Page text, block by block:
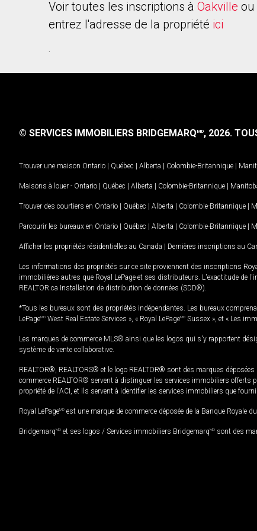
Voir toutes les inscriptions à Oakville ou
entrez l'adresse de la propriété ici
.
© SERVICES IMMOBILIERS BRIDGEMARQMD, 2026.
Trouver une maison Ontario | Québec | Alberta | Colombie-Britannique |
Maisons à louer - Ontario | Québec | Alberta | Colombie-Britannique |
Trouver des courtiers en Ontario | Québec | Alberta | Colombie-Britannique |
Parcourir les bureaux en Ontario | Québec | Alberta | Colombie-Britannique |
Afficher les propriétés résidentielles au Canada | Dernières inscriptions au
Les informations des propriétés sur ce site proviennent des inscriptions
immobilières autres que Royal LePage et ses distributeurs. L'exactitude de
REALTOR.ca Installation de distribution de données (SDD®).
*Tous les bureaux sont des propriétés indépendantes. Les bureaux
LePageMD West Real Estate Services », « Royal LePageMD Sussex », et « Les
Les marques de commerce MLS® ainsi que les logos qui s'y rapportent
système de vente collaborative.
REALTOR®, REALTORS® et le logo REALTOR® sont des marques
commerce REALTOR® servent à distinguer les services immobiliers
propriété de l'ACI, et ils servent à identifier les services immobiliers que
Royal LePageMD est une marque de commerce déposée de la Banque Royale
BridgemarqMD et ses logos / Services immobiliers BridgemarqMD sont des